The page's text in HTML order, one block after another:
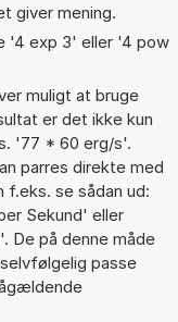
giver mening.
'4 exp 3' eller '4 pow
muligt at bruge
er det ikke kun
'77 * 60 erg/s'.
parres direkte med
f.eks. se sådan ud:
Sekund' eller
De på denne måde
passe